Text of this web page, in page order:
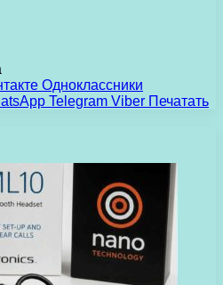
Одноклассники
Telegram Viber Печатать